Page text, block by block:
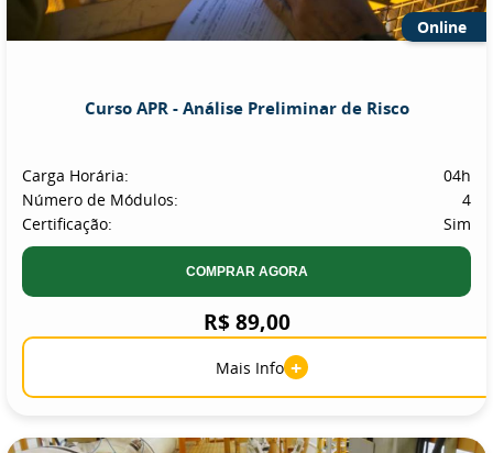
Online
Curso APR - Análise Preliminar de Risco
Carga Horária:
04h
Número de Módulos:
4
Certificação:
Sim
COMPRAR AGORA
R$ 89,00
Mais Info +